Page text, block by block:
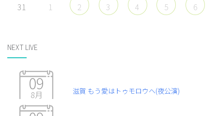
31 1 2 3 4 5 6
NEXT LIVE
09
8月 滋賀 もう愛はトゥモロウヘ(夜公演)